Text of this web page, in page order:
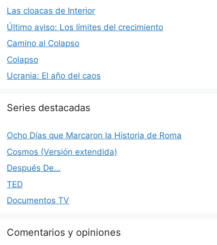
Las cloacas de Interior
Último aviso: Los límites del crecimiento
Camino al Colapso
Colapso
Ucrania: El año del caos
Series destacadas
Ocho Días que Marcaron la Historia de Roma
Cosmos (Versión extendida)
Después De…
TED
Documentos TV
Comentarios y opiniones